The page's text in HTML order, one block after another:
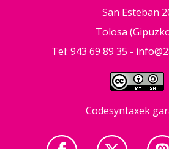
San Esteban
Tolosa
Tel: 943 69 89 35 -
Codesyntaxek